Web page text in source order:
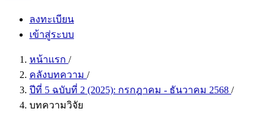
ลงทะเบียน
เข้าสู่ระบบ
หน้าแรก /
คลังบทความ /
ปีที่ 5 ฉบับที่ 2 (2025): กรกฎาคม - ธันวาคม 2568 /
บทความวิจัย